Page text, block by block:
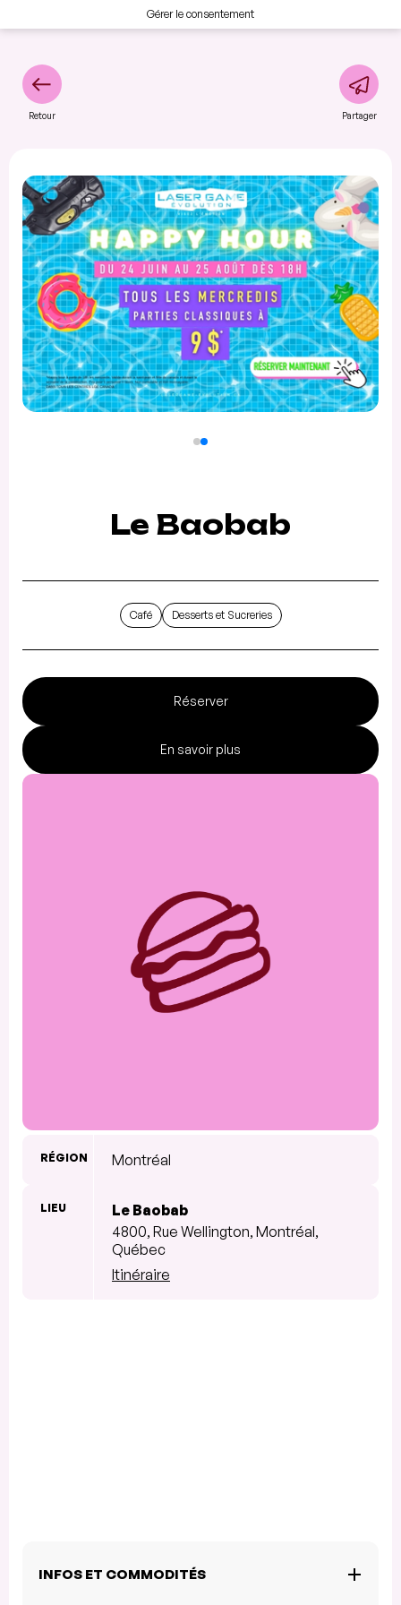
Gérer le consentement
Retour Partager
Le Baobab
Café Desserts et Sucreries
Réserver
En savoir plus
RÉGION Montréal
LIEU
Le Baobab
4800, Rue Wellington, Montréal,
Québec
Itinéraire
INFOS ET COMMODITÉS